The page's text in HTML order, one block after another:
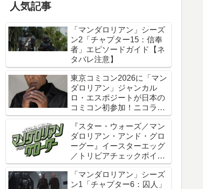
人気記事
「マンダロリアン」シーズ
ン2「チャプター15：信奉
者」エピソードガイド【ネ
タバレ注意】
東京コミコン2026に「マン
ダロリアン」ジャンカル
ロ・エスポジートが日本の
コミコン初参加！ニコラ
ス・ケイジと共に来日
『スター・ウォーズ／マン
ダロリアン・アンド・グロ
ーグー』イースターエッグ
／トリビアチェックポイン
ト総まとめ【ネタバレ注
意】
「マンダロリアン」シーズ
ン1「チャプター6：囚人」